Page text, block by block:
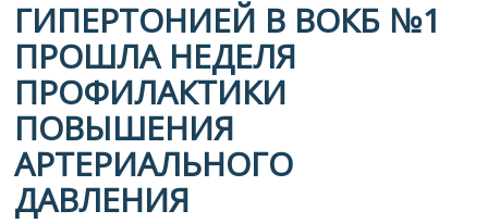
ГИПЕРТОНИЕЙ В ВОКБ №1
ПРОШЛА НЕДЕЛЯ
ПРОФИЛАКТИКИ
ПОВЫШЕНИЯ
АРТЕРИАЛЬНОГО
ДАВЛЕНИЯ